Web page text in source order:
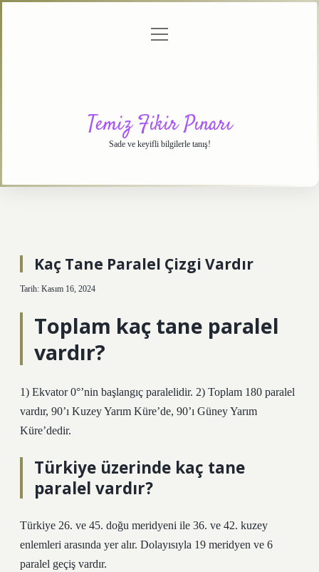
menüyü
Temiz Fikir Pınarı
Sade ve keyifli bilgilerle tanış!
Kaç Tane Paralel Çizgi Vardır
Tarih: Kasım 16, 2024
Toplam kaç tane paralel
vardır?
1) Ekvator 0°’nin başlangıç ​​paralelidir. 2) Toplam 180 paralel
vardır, 90’ı Kuzey Yarım Küre’de, 90’ı Güney Yarım
Küre’dedir.
Türkiye üzerinde kaç tane
paralel vardır?
Türkiye 26. ve 45. doğu meridyeni ile 36. ve 42. kuzey
enlemleri arasında yer alır. Dolayısıyla 19 meridyen ve 6
paralel geçiş vardır.